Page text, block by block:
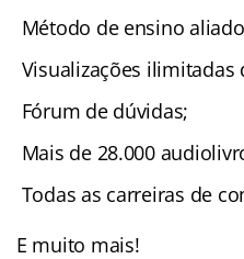
Método de ensino
Visualizações ilimitadas
Fórum de dúvidas;
Mais de 28.000
Todas as carreiras de
E muito mais!